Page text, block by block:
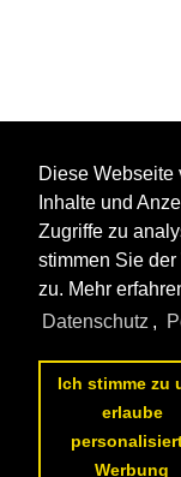
Diese Webseite
Inhalte und
Zugriffe zu
stimmen Sie
zu. Mehr
Datenschutz ,
Ich stimme zu
erlaube
Werbung